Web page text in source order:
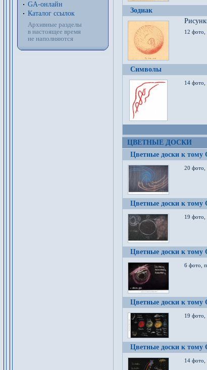
GA-онлайн
Каталог ссылок
Архивные разделы
в настоящее время
не наполняются
Зодиак
12 фото,
Символы
14 фото,
ЦВЕТНЫЕ ДОСКИ
Цветные доски к тому
20 фото,
Цветные доски к тому
19 фото,
Цветные доски к тому
6 фото,
Цветные доски к тому
19 фото,
Цветные доски к тому
14 фото,